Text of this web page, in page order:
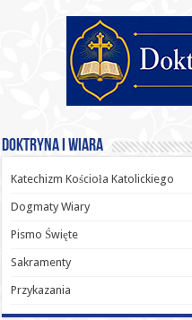
Doktryna i Wiara
Katechizm Kościoła Katolickiego
Dogmaty Wiary
Pismo Święte
Sakramenty
Przykazania